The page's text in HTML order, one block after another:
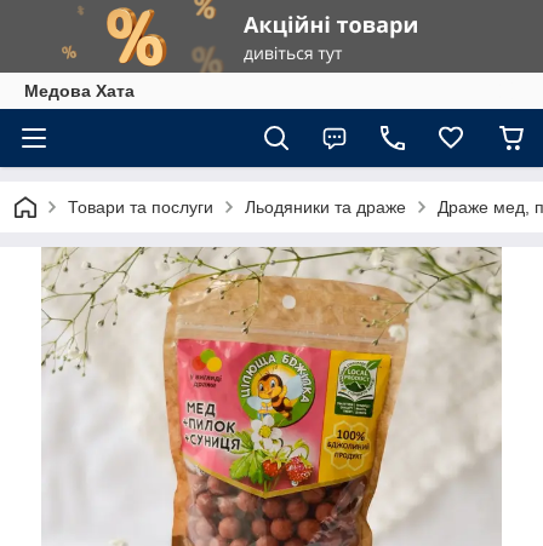
Медова Хата
Товари та послуги Льодяники та драже Драже мед,